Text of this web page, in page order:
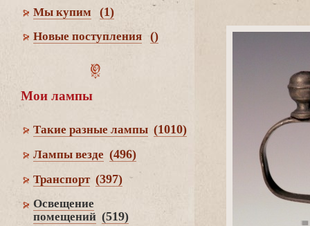
Мы купим (1)
Новые поступления ()
Мои лампы
Такие разные лампы (1010)
Лампы везде (496)
Транспорт (397)
Освещение
помещений (519)